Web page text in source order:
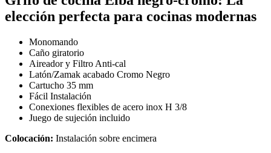
elección perfecta para cocinas modernas
Monomando
Caño giratorio
Aireador y Filtro Anti-cal
Latón/Zamak acabado Cromo Negro
Cartucho 35 mm
Fácil Instalación
Conexiones flexibles de acero inox H 3/8
Juego de sujeción incluido
Colocación: Instalación sobre encimera